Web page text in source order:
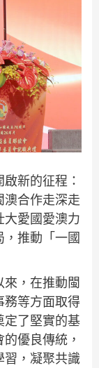
新的征程：
合作走深走
大愛國愛澳力
推動「一國
，在推動閩
務等方面取得
定了堅實的基
優良傳統，
，凝聚共識